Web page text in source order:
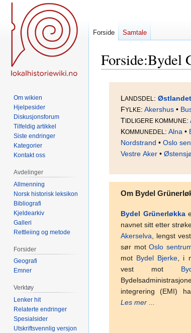
Forside:Bydel
Hopp
navigering
Hopp
LANDSDEL : Østlandet
FYLKE: Akershus •
T IDLIGERE KOMMUNE:
KOMMUNEDEL : Alna •
Nordstrand • Oslo
Vestre Aker •
Om Bydel
Bydel Grünerløkka
navnet sitt etter
Akerselva, lengst
sør motOslo
mot Bydel Bjerke, i
vest mot
integrering (EMI)
Les mer ...
Forside Samtale
Om wikien
Hjelpesider
Diskusjonsforum
Tilfeldig artikkel
Siste endringer
Kategorier
Kontakt oss
Avdelinger
Allmenning
Norsk historisk leksikon
Bibliografi
Kjeldearkiv
Galleri
Rettleiing og metode
Forsider
Geografi
Emner
Verktøy
Lenker hit
Relaterte endringer
Spesialsider
Utskriftsvennlig versjon